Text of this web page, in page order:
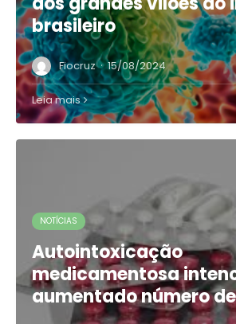
brasileiro
Fiocruz · 15/08/2024
Leia mais
NOTÍCIAS
Autointoxicação
medicamentosa
aumentado número